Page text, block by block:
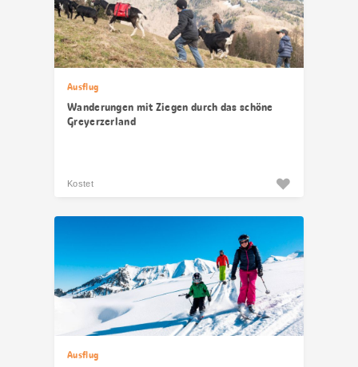
Ausflug
Wanderungen mit Ziegen durch das schöne
Greyerzerland
Kostet
Ausflug